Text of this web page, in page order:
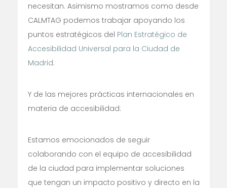
necesitan. Asimismo mostramos como desde
CALMTAG podemos trabajar apoyando los
puntos estratégicos del Plan Estratégico de
Accesibilidad Universal para la Ciudad de
Madrid.
Y de las mejores prácticas internacionales en
materia de accesibilidad:
Estamos emocionados de seguir
colaborando con el equipo de accesibilidad
de la ciudad para implementar soluciones
que tengan un impacto positivo y directo en la